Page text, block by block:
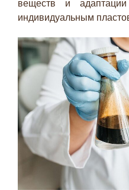
индивидуальным